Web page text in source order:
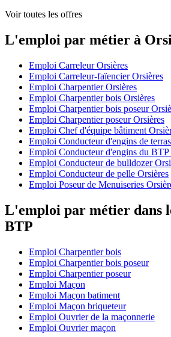
Voir toutes les offres
L'emploi par métier à
Emploi Carreleur Orsières
Emploi Carreleur-faïencier Orsières
Emploi Charpentier Orsières
Emploi Charpentier bois Orsières
Emploi Charpentier bois poseur
Emploi Charpentier poseur Orsières
Emploi Chef d'équipe bâtiment
Emploi Conducteur d'engins de
Emploi Conducteur d'engins du BTP
Emploi Conducteur de bulldozer
Emploi Conducteur de pelle Orsières
Emploi Poseur de Menuiseries
L'emploi par métier dans
BTP
Emploi Charpentier bois
Emploi Charpentier bois poseur
Emploi Charpentier poseur
Emploi Maçon
Emploi Maçon batiment
Emploi Maçon briqueteur
Emploi Ouvrier de la maçonnerie
Emploi Ouvrier maçon